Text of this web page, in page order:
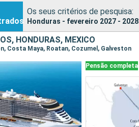
Os seus critérios de pesquisa:
Honduras - fevereiro 2027 - 2028
HONDURAS, MÉXICO
Costa Maya, Roatan, Cozumel, Galveston
Pensão completa